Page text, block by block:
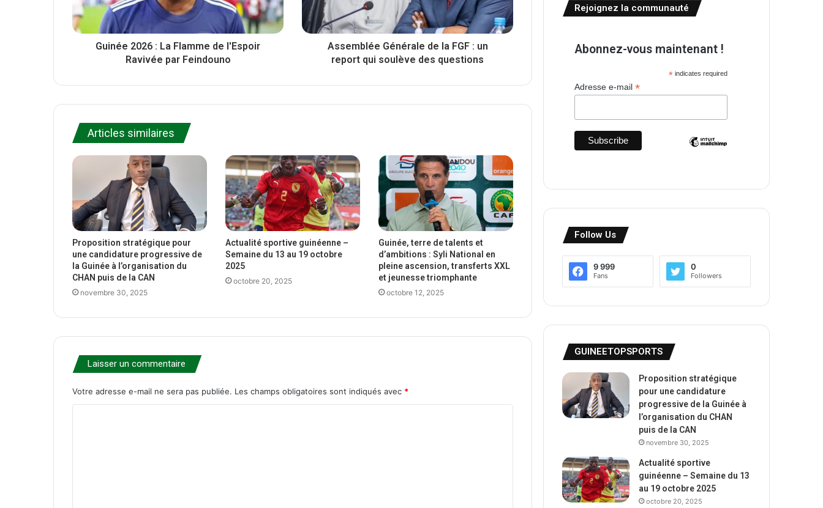
Guinée 2026 : La Flamme de l'Espoir
Ravivée par Feindouno
Assemblée Générale de la FGF : un
report qui soulève des questions
Articles similaires
Proposition stratégique pour
une candidature progressive de
la Guinée à l’organisation du
CHAN puis de la CAN
novembre 30, 2025
Actualité sportive guinéenne –
Semaine du 13 au 19 octobre
2025
octobre 20, 2025
Guinée, terre de talents et
d’ambitions : Syli National en
pleine ascension, transferts XXL
et jeunesse triomphante
octobre 12, 2025
Laisser un commentaire
Votre adresse e-mail ne sera pas publiée. Les champs obligatoires sont indiqués avec *
Rejoignez la communauté
Abonnez-vous maintenant !
*indicates required
Adresse e-mail*
Follow Us
9 999
Fans
0
Followers
GUINEETOPSPORTS
Proposition stratégique
pour une candidature
progressive de la Guinée à
l’organisation du CHAN
puis de la CAN
novembre 30, 2025
Actualité sportive
guinéenne – Semaine du 13
au 19 octobre 2025
octobre 20, 2025